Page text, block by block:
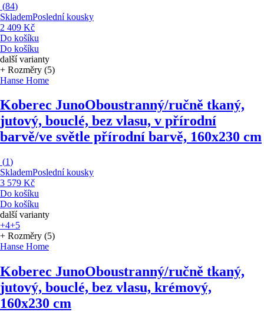
(84)
SklademPoslední kousky
2 409 Kč
Do košíku
Do košíku
další varianty
+ Rozměry (5)
Hanse Home
Koberec JunoOboustranný/ručně tkaný,
jutový, bouclé, bez vlasu, v přírodní
barvě/ve světle přírodní barvě, 160x230 cm
(1)
SklademPoslední kousky
3 579 Kč
Do košíku
Do košíku
další varianty
+4+5
+ Rozměry (5)
Hanse Home
Koberec JunoOboustranný/ručně tkaný,
jutový, bouclé, bez vlasu, krémový,
160x230 cm